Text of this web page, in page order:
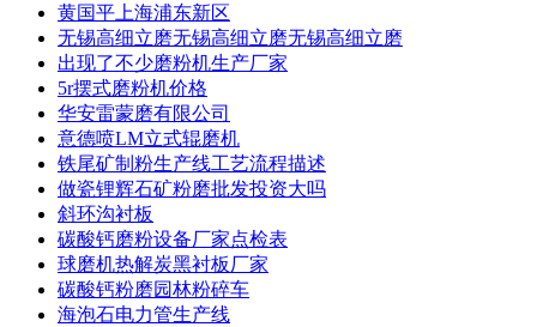
黄国平上海浦东新区
无锡高细立磨无锡高细立磨无锡高细立磨
出现了不少磨粉机生产厂家
5r摆式磨粉机价格
华安雷蒙磨有限公司
意德喷LM立式辊磨机
铁尾矿制粉生产线工艺流程描述
做瓷锂辉石矿粉磨批发投资大吗
斜环沟衬板
碳酸钙磨粉设备厂家点检表
球磨机热解炭黑衬板厂家
碳酸钙粉磨园林粉碎车
海泡石电力管生产线